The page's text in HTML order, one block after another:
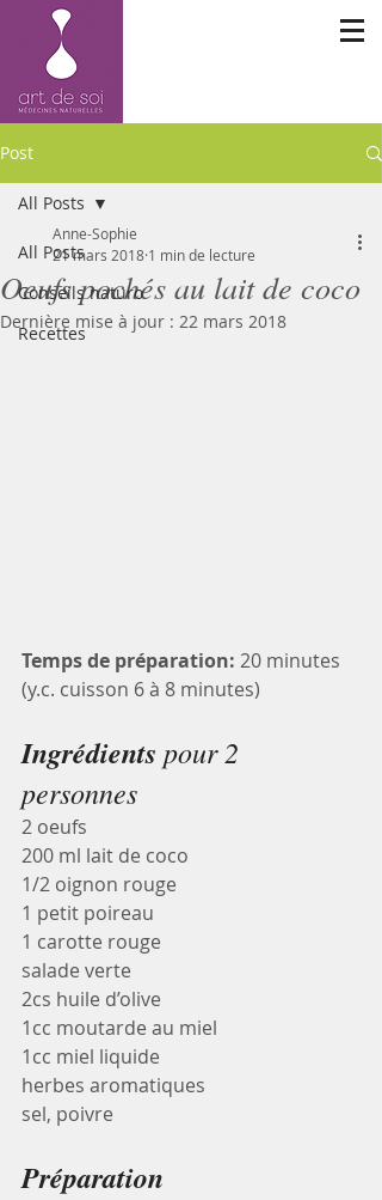
Post
All Posts
Conseils naturo
Recettes
All Posts
Oeufs pochés au lait de coco
Anne-Sophie
21 mars 2018 1 min de lecture
Dernière mise à jour : 22 mars 2018
Temps de préparation: 20 minutes
(y.c. cuisson 6 à 8 minutes)
Ingrédients pour 2
personnes
2 oeufs
200 ml lait de coco
1/2 oignon rouge
1 petit poireau
1 carotte rouge
salade verte
2cs huile d’olive
1cc moutarde au miel
1cc miel liquide
herbes aromatiques
sel, poivre
Préparation